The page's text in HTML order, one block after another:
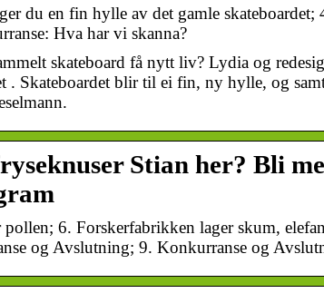
du en fin hylle av det gamle skateboardet;
Hva har vi skanna?
skateboard få nytt liv? Lydia og
. Skateboardet blir til ei fin, ny hylle, og
Stian her? Bli
pollen; 6. Forskerfabrikken lager skum,
og Avslutning; 9. Konkurranse og